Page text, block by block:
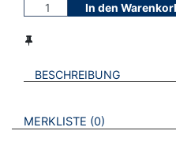
In den
BESCHREIBUNG
VERWEISE AUF
MERKLISTE 0 BROSCHÜREN